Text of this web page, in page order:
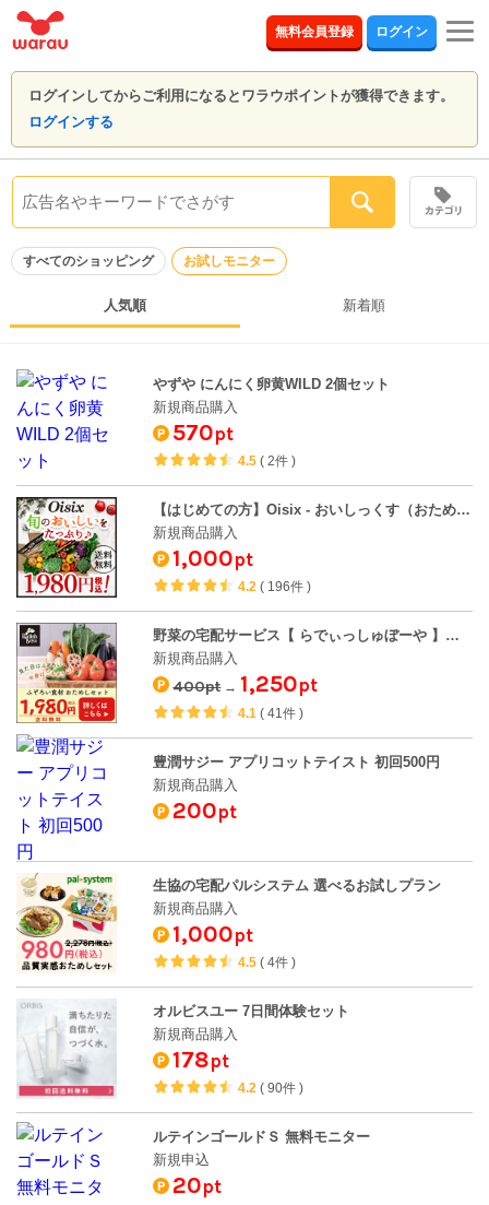
無料会員登録 ログイン
ログインしてからご利用になるとワラウポイントが獲得できます。
ログインする
すべてのショッピング お試しモニター
人気順 新着順
やずや にんにく卵黄WILD 2個セット
新規商品購入
570pt
4.5(2件 )
【はじめての方】Oisix - おいしっくす（おためしセット）
新規商品購入
1,000pt
4.2( 196件 )
野菜の宅配サービス【 らでぃっしゅぼーや 】おためしセット
新規商品購入
400pt → 1,250pt
4.1(41件 )
豊潤サジー アプリコットテイスト 初回500円
新規商品購入
200pt
生協の宅配パルシステム 選べるお試しプラン
新規商品購入
1,000pt
4.5(4件 )
オルビスユー 7日間体験セット
新規商品購入
178pt
4.2(90件 )
ルテインゴールドＳ 無料モニター
新規申込
20pt